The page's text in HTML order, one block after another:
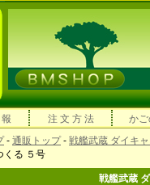
注 文 方 法 か
- 通販トップ- 戦艦武蔵 ダイキ
くる ５号
戦艦武蔵